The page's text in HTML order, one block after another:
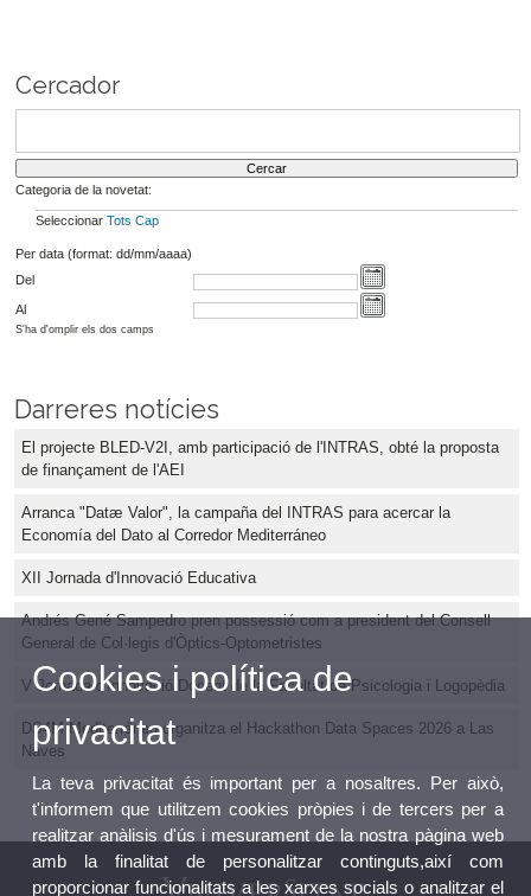
Cercador
Categoria de la novetat:
Seleccionar Tots Cap
Per data (format: dd/mm/aaaa)
Del
Al
S'ha d'omplir els dos camps
Darreres notícies
El projecte BLED-V2I, amb participació de l'INTRAS, obté la proposta
de finançament de l'AEI
Arranca "Datæ Valor", la campaña del INTRAS para acercar la
Economía del Dato al Corredor Mediterráneo
XII Jornada d'Innovació Educativa
Andrés Gené Sampedro pren possessió com a president del Consell
General de Col·legis d'Òptics-Optometristes
V Jornada d'Innovació Docent de la Facultat de Psicologia i Logopèdia
DS4M Mediterráneo organitza el Hackathon Data Spaces 2026 a Las
Naves
Cookies i política de
privacitat
La teva privacitat és important per a nosaltres. Per això,
t'informem que utilitzem cookies pròpies i de tercers per a
realitzar anàlisis d'ús i mesurament de la nostra pàgina web
amb la finalitat de personalitzar continguts,així com
proporcionar funcionalitats a les xarxes socials o analitzar el